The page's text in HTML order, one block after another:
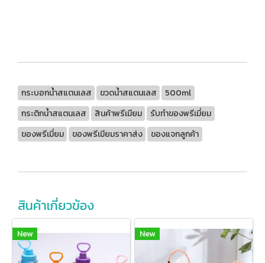
กระบอกน้ำสแตนเลส ขวดน้ำสแตนเลส
500ml
กระติกน้ำสแตนเลส
สินค้าพรีเมียม
รับทำของพรีเมี่ยม
ของพรีเมี่ยม
ของพรีเมียมราคาส่ง ของแจกลูกค้า
สินค้าเกี่ยวข้อง
New New